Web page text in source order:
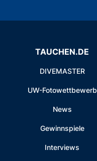
TAUCHEN.DE
DIVEMASTER
UW-Fotowettbewerb
News
Gewinnspiele
Interviews